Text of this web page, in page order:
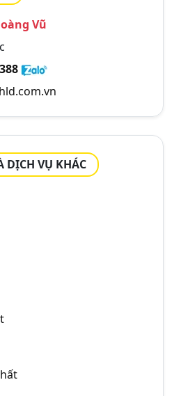
Vũ
DỊCH VỤ KHÁC